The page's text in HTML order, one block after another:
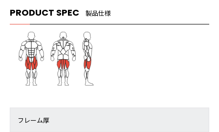
PRODUCT SPEC 製品仕様
フレーム厚